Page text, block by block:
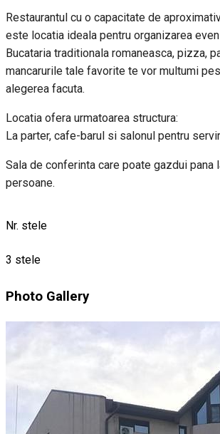
Restaurantul cu o capacitate de
este locatia ideala pentru organizarea
Bucataria traditionala romaneasca, pizza,
mancarurile tale favorite te vor multumi
alegerea facuta.
Locatia ofera urmatoarea structura:
La parter, cafe-barul si salonul pentru
Sala de conferinta care poate gazdui pana
persoane.
Nr. stele
3 stele
Photo Gallery